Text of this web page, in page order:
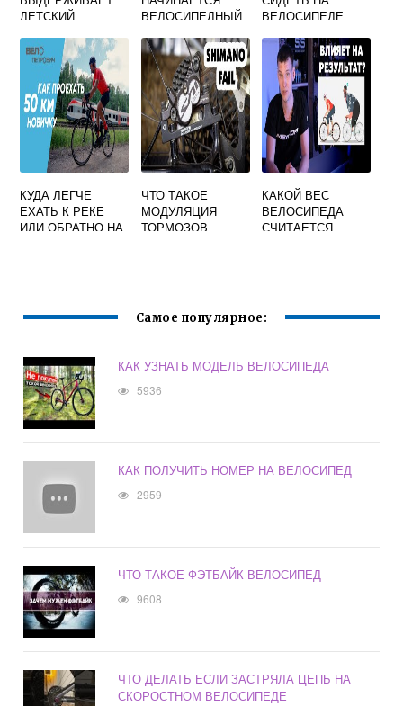
ДЕТСКИЙ
ВЕЛОСИПЕДНЫЙ
ВЕЛОСИПЕДЕ
КУДА ЛЕГЧЕ
ЕХАТЬ К РЕКЕ
ИЛИ ОБРАТНО НА
ЧТО ТАКОЕ
МОДУЛЯЦИЯ
ТОРМОЗОВ
КАКОЙ ВЕС
ВЕЛОСИПЕДА
СЧИТАЕТСЯ
Самое популярное:
КАК УЗНАТЬ МОДЕЛЬ ВЕЛОСИПЕДА
5936
КАК ПОЛУЧИТЬ НОМЕР НА ВЕЛОСИПЕД
2959
ЧТО ТАКОЕ ФЭТБАЙК ВЕЛОСИПЕД
9608
ЧТО ДЕЛАТЬ ЕСЛИ ЗАСТРЯЛА ЦЕПЬ НА
СКОРОСТНОМ ВЕЛОСИПЕДЕ